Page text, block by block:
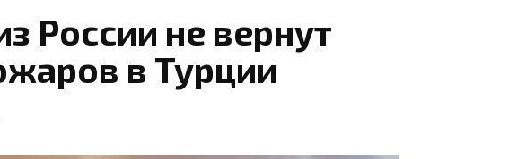
России не вернут
в Турции